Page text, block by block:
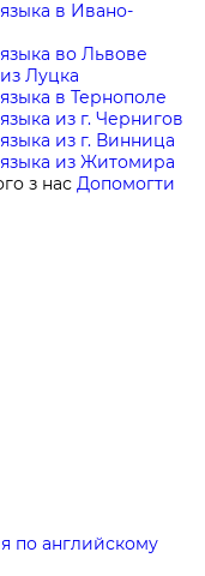
в Ивано-
во Львове
Луцка
в Тернополе
из г. Чернигов
из г. Винница
из Житомира
з нас Допомогти
по английскому